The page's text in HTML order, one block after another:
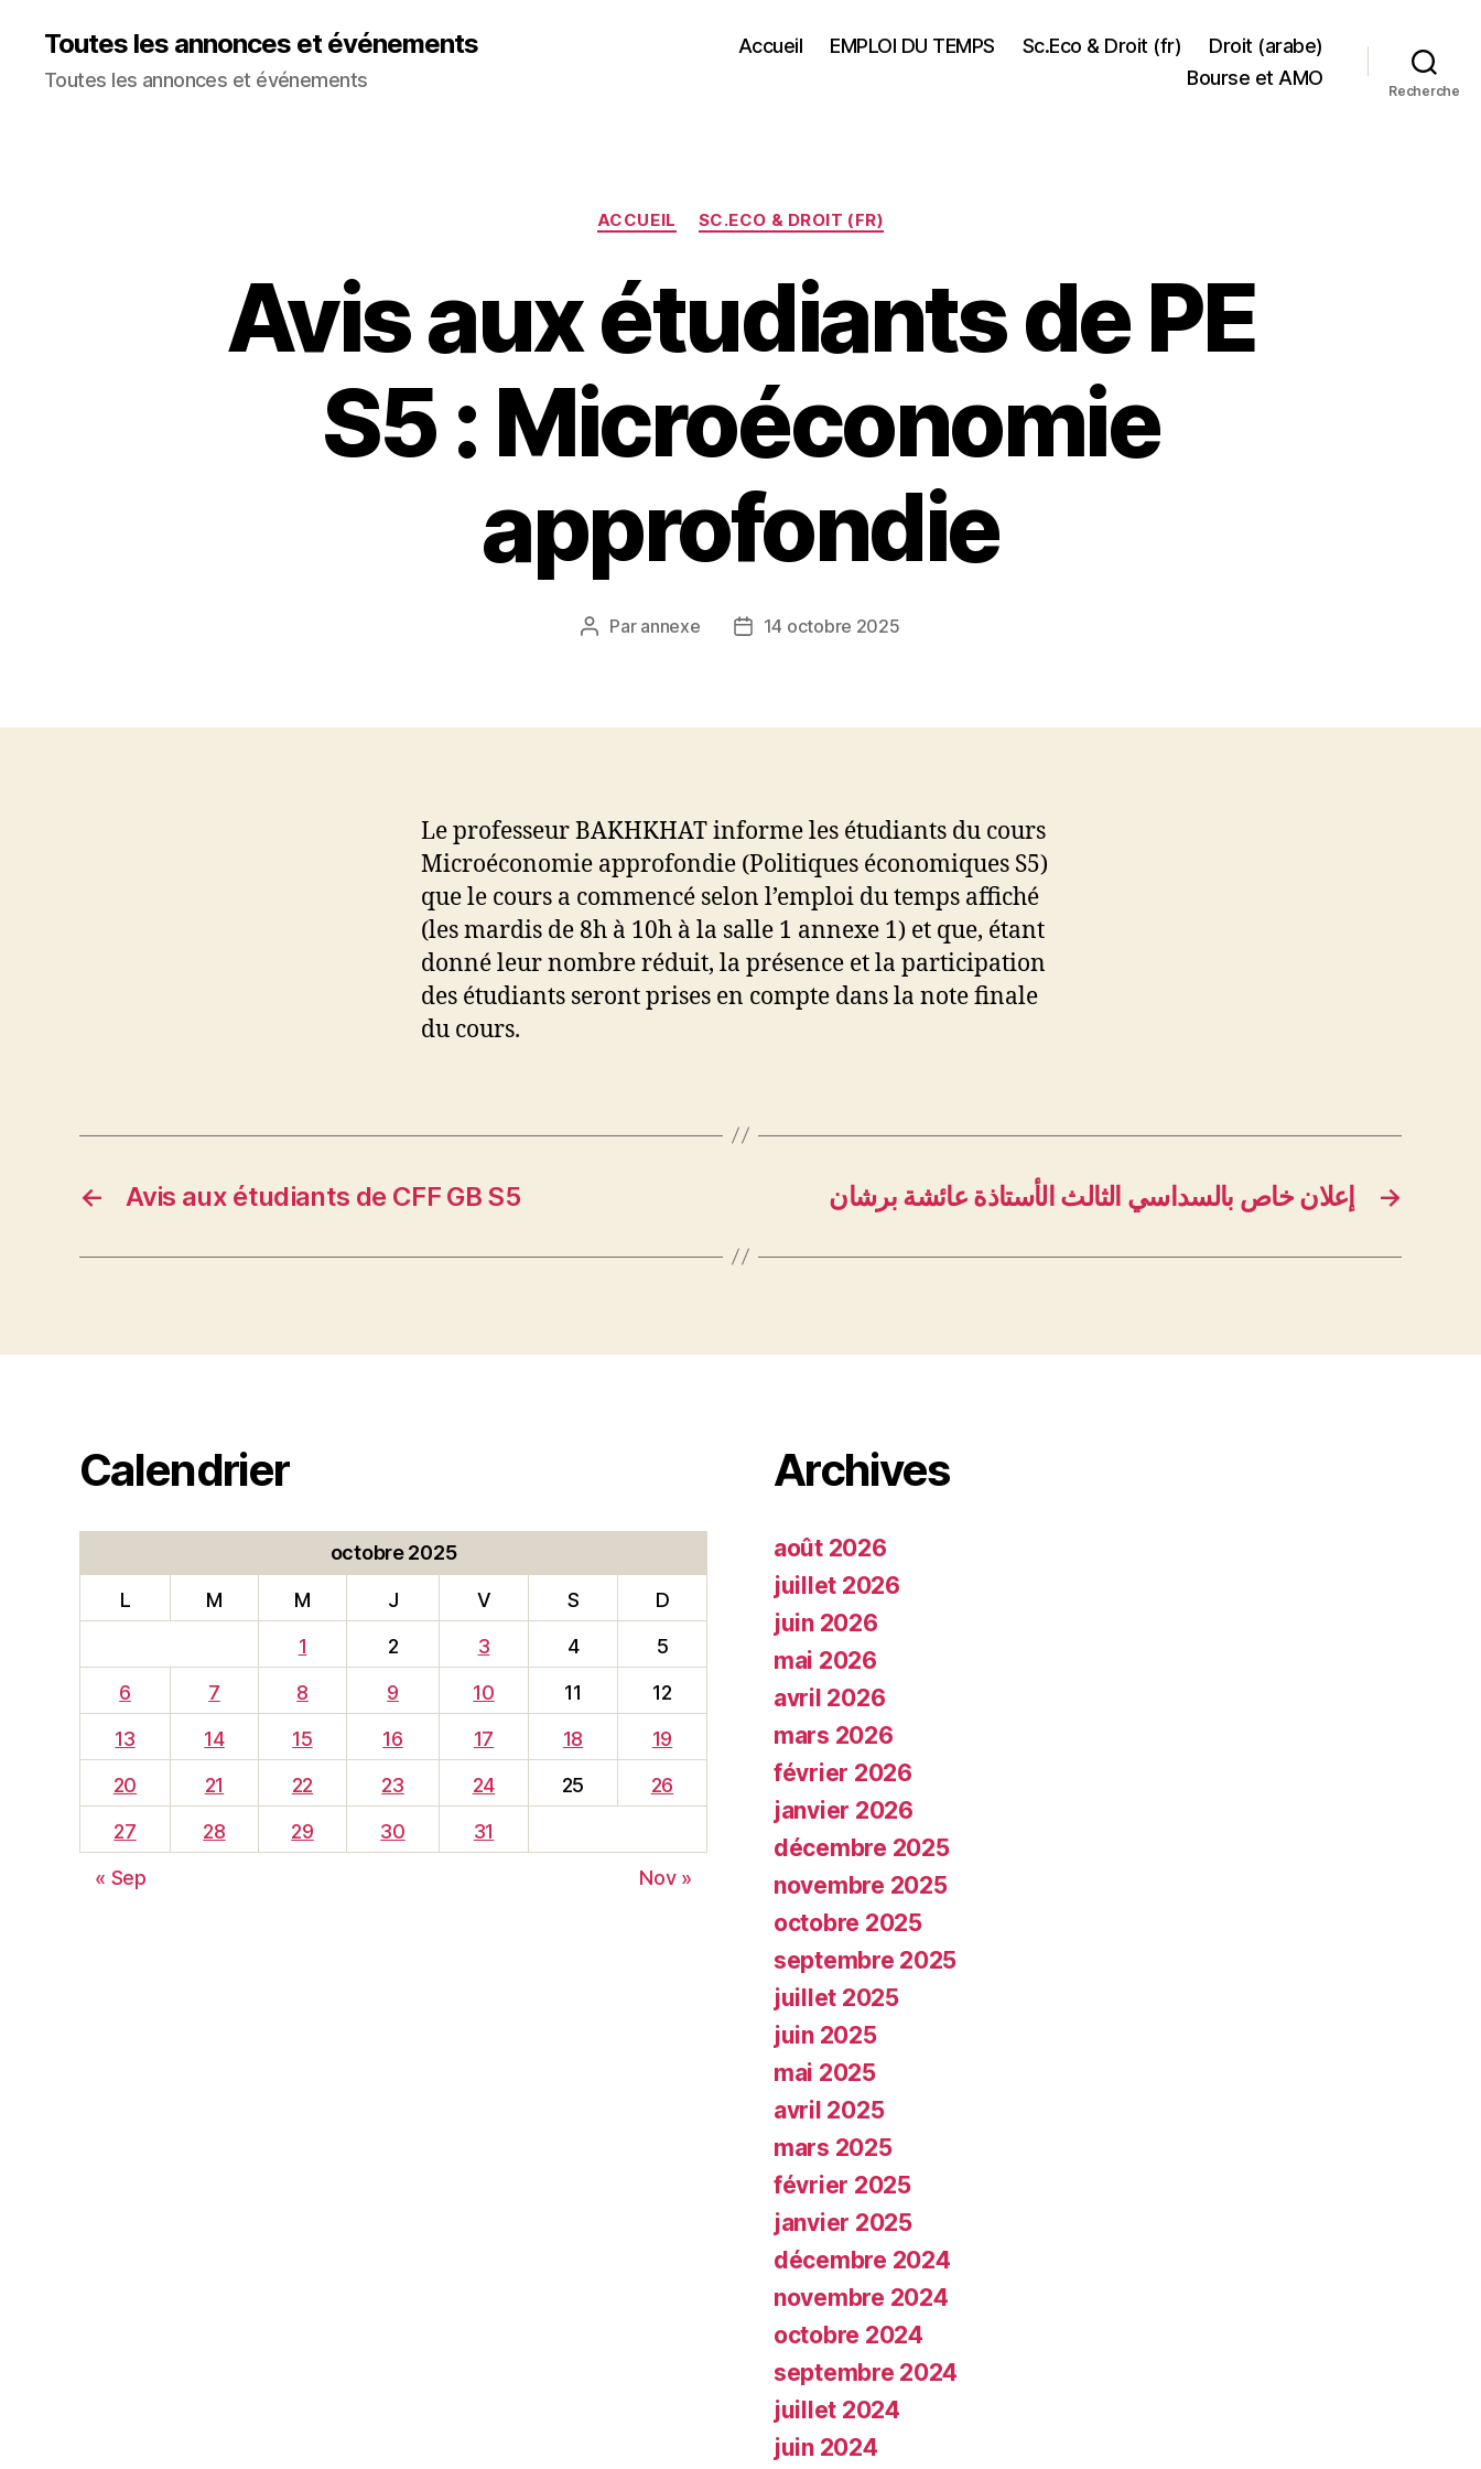
Toutes les annonces et événements
Toutes les annonces et événements
Accueil EMPLOI DU TEMPS Sc.Eco & Droit (fr)
Droit (arabe)
Bourse et AMO
Recherche
Catégories
ACCUEIL SC.ECO & DROIT (FR)
Avis aux étudiants de PE
S5 : Microéconomie
approfondie
Auteur
Par annexe
Date14 octobre 2025
Le professeur BAKHKHAT informe les étudiants du cours
Microéconomie approfondie (Politiques économiques S5)
que le cours a commencé selon l’emploi du temps affiché
(les mardis de 8h à 10h à la salle 1 annexe 1) et que, étant
donné leur nombre réduit, la présence et la participation
des étudiants seront prises en compte dans la note finale
du cours.
← Avis aux étudiants de CFF GB S5 → إعلان خاص بالسداسي الثالث الأستاذة عائشة برشان
Calendrier
octobre 2025
L M M J V S
D
1
2 3 4
5
6
7 8 9 10 11
12
13
14 15 16 17 18
19
20
21 22 23 24 25
26
27
28 29 30
31
« Sep
Nov »
Archives
août 2026
juillet 2026
juin 2026
mai 2026
avril 2026
mars 2026
février 2026
janvier 2026
décembre 2025
novembre 2025
octobre 2025
septembre 2025
juillet 2025
juin 2025
mai 2025
avril 2025
mars 2025
février 2025
janvier 2025
décembre 2024
novembre 2024
octobre 2024
septembre 2024
juillet 2024
juin 2024